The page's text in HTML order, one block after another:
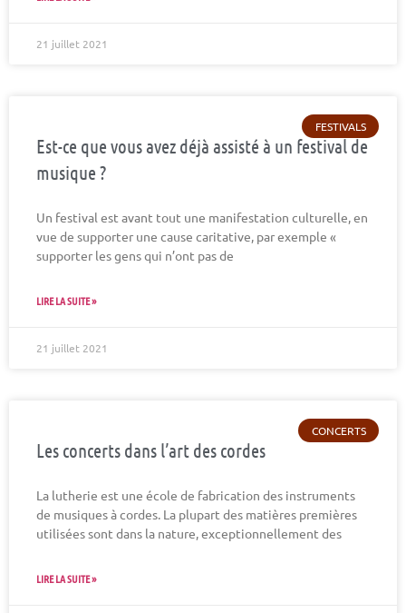
21 juillet 2021
FESTIVALS
Est-ce que vous avez déjà assisté à un festival de
musique ?
Un festival est avant tout une manifestation culturelle, en
vue de supporter une cause caritative, par exemple «
supporter les gens qui n’ont pas de
LIRE LA SUITE »
21 juillet 2021
CONCERTS
Les concerts dans l’art des cordes
La lutherie est une école de fabrication des instruments
de musiques à cordes. La plupart des matières premières
utilisées sont dans la nature, exceptionnellement des
LIRE LA SUITE »